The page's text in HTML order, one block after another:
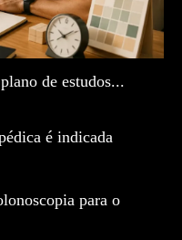
de estudos...
é indicada
para o